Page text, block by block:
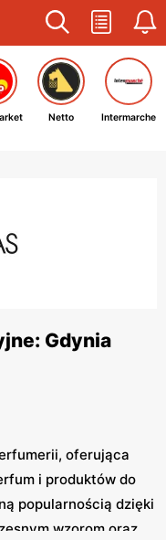
Netto Intermarche
Gdynia
oferująca
i produktów do
popularnością dzięki
wzorom oraz